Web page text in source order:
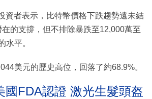
資者表示，比特幣價格下跌趨勢遠未結
的支撐，但不排除暴跌至12,000萬至
水平。
美元的歷史高位，回落了約68.9%。
國FDA認證 激光生髮頭盔